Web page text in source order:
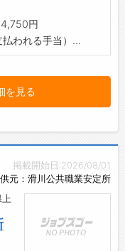
円
払われる手当）...
を見る
掲載開始日:2026/08/01
元：滑川公共職業安定所